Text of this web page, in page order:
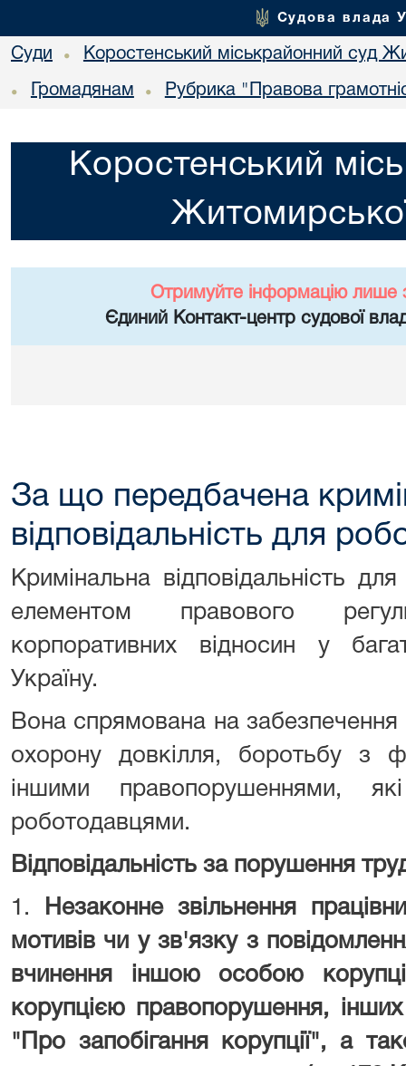
Судова влада
Суди • Коростенський міськрайонний суд
• Громадянам • Рубрика "Правова
Коростенський
Отримуйте інформацію лише
Єдиний Контакт-центр судової
За що передбачена
відповідальність для
Кримінальна відповідальність
елементом правового
корпоративних відносин у
Україну.
Вона спрямована на забезпечення
охорону довкілля, боротьбу з
іншими правопорушеннями,
роботодавцями.
Відповідальність за порушення
1.
Незаконне звільнення
мотивів чи у зв'язку з
вчинення іншою особою
корупцією правопорушення,
"Про запобігання корупції", а